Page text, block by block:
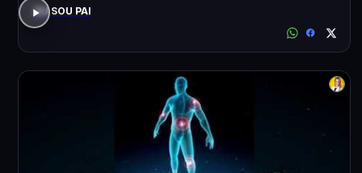
EU SOU PAI